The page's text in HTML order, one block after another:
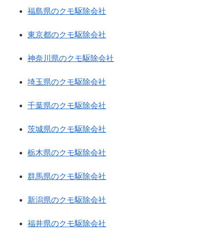
福島県のクモ駆除会社
東京都のクモ駆除会社
神奈川県のクモ駆除会社
埼玉県のクモ駆除会社
千葉県のクモ駆除会社
茨城県のクモ駆除会社
栃木県のクモ駆除会社
群馬県のクモ駆除会社
新潟県のクモ駆除会社
福井県のクモ駆除会社